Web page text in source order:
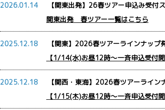
2026.01.14
【関東出発】26春ツアー申込み受付
関東出発 春ツアー一覧はこちら
2025.12.18
【関東】2026春ツアーラインナップ
【1/14(水)お昼12時～一斉申込受付
2025.12.18
【関西・東海】2026春ツアーライン
【1/15(木)お昼12時～一斉申込受付